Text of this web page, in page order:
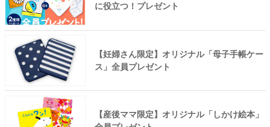
に役立つ！プレゼント
【妊婦さん限定】オリジナル「母子手帳ケー
ス」全員プレゼント
【産後ママ限定】オリジナル「しかけ絵本」